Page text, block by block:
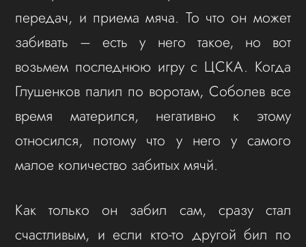
передач, и приема мяча. То что он может
забивать – есть у него такое, но вот
возьмем последнюю игру с ЦСКА. Когда
Глушенков палил по воротам, Соболев все
время матерился, негативно к этому
относился, потому что у него у самого
малое количество забитых мячй.
Как только он забил сам, сразу стал
счастливым, и если кто-то другой бил по